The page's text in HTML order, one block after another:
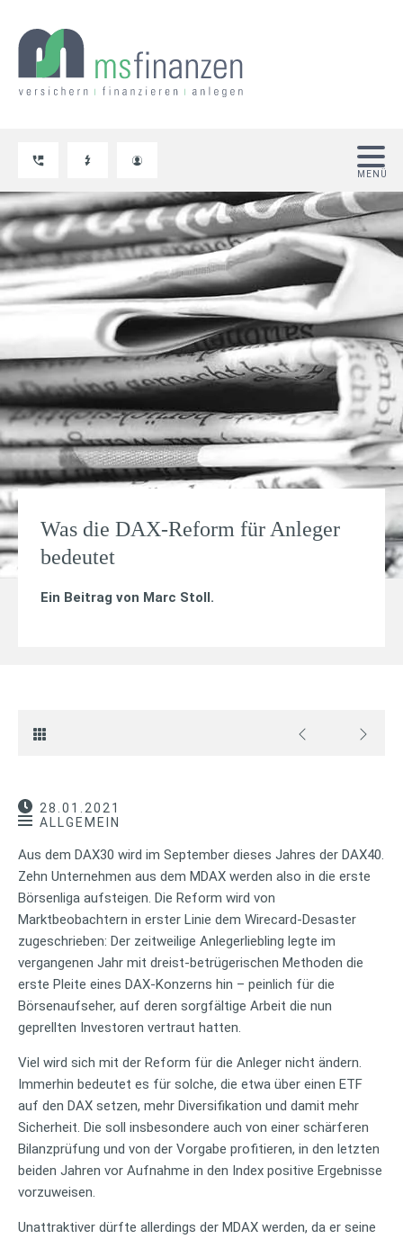
Was die DAX-Reform für Anleger
bedeutet
Ein Beitrag von Marc Stoll.
28.01.2021
ALLGEMEIN
Aus dem DAX30 wird im September dieses Jahres der DAX40.
Zehn Unternehmen aus dem MDAX werden also in die erste
Börsenliga aufsteigen. Die Reform wird von
Marktbeobachtern in erster Linie dem Wirecard-Desaster
zugeschrieben: Der zeitweilige Anlegerliebling legte im
vergangenen Jahr mit dreist-betrügerischen Methoden die
erste Pleite eines DAX-Konzerns hin – peinlich für die
Börsenaufseher, auf deren sorgfältige Arbeit die nun
geprellten Investoren vertraut hatten.
Viel wird sich mit der Reform für die Anleger nicht ändern.
Immerhin bedeutet es für solche, die etwa über einen ETF
auf den DAX setzen, mehr Diversifikation und damit mehr
Sicherheit. Die soll insbesondere auch von einer schärferen
Bilanzprüfung und von der Vorgabe profitieren, in den letzten
beiden Jahren vor Aufnahme in den Index positive Ergebnisse
vorzuweisen.
Unattraktiver dürfte allerdings der MDAX werden, da er seine